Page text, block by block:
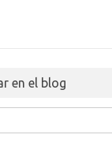
en el blog